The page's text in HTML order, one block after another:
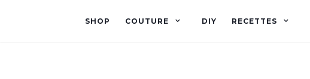
SHOP COUTURE DIY RECETTES